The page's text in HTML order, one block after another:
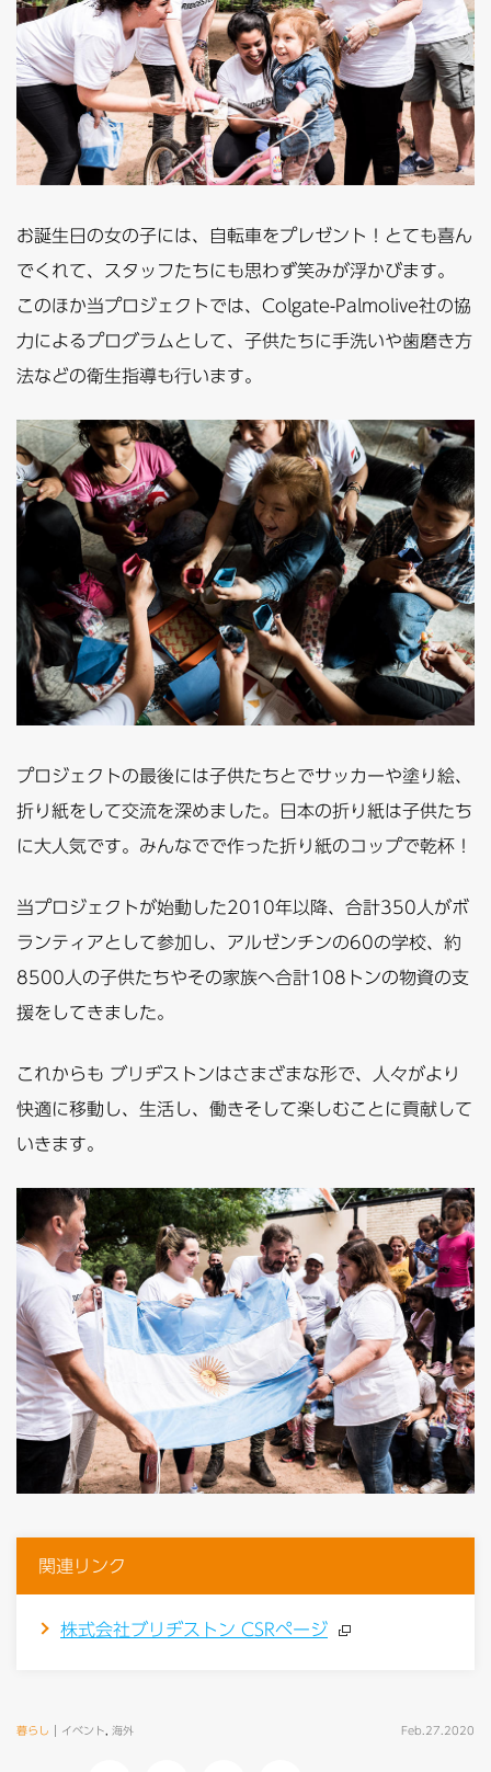
お誕生日の女の子には、自転車をプレゼント！とても喜ん
でくれて、スタッフたちにも思わず笑みが浮かびます。
このほか当プロジェクトでは、Colgate-Palmolive社の協
力によるプログラムとして、子供たちに手洗いや歯磨き方
法などの衛生指導も行います。
プロジェクトの最後には子供たちとでサッカーや塗り絵、
折り紙をして交流を深めました。日本の折り紙は子供たち
に大人気です。みんなでで作った折り紙のコップで乾杯！
当プロジェクトが始動した2010年以降、合計350人がボ
ランティアとして参加し、アルゼンチンの60の学校、約
8500人の子供たちやその家族へ合計108トンの物資の支
援をしてきました。
これからも ブリヂストンはさまざまな形で、人々がより
快適に移動し、生活し、働きそして楽しむことに貢献して
いきます。
関連リンク
株式会社ブリヂストン CSRページ
暮らし イベント 海外 Feb.27.2020